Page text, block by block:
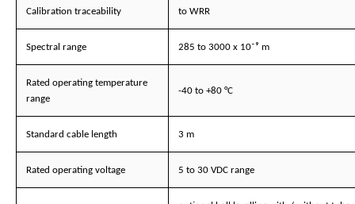
Calibration traceability to WRR
Spectral range 285 to 3000 x 10⁻⁹ m
Rated operating temperature
range
-40 to +80 °C
Standard cable length 3 m
Rated operating voltage 5 to 30 VDC range